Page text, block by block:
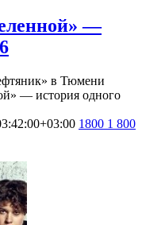
—
в Тюмени
— история одного
1800 1 800